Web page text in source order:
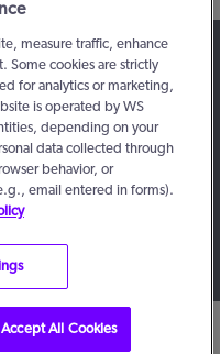
A/S
measure traffic, enhance
Some cookies are strictly
for analytics or marketing,
is operated by WS
depending on your
data collected through
behavior, or
email entered in forms).
Accept All Cookies